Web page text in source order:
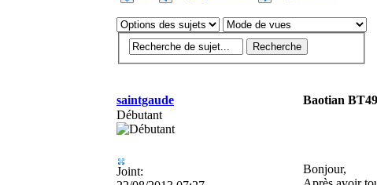
saintgaude Baotian
Débutant
Joint:
Bonjour,